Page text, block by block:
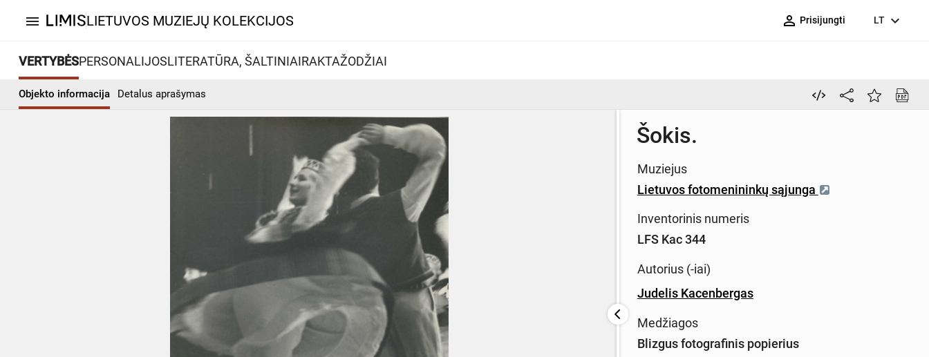
menu LIETUVOS MUZIEJŲ KOLEKCIJOS person_outline Prisijungti LT expand_more
VERTYBĖSPERSONALIJOSLITERATŪRA, ŠALTINIAIRAKTAŽODŽIAI
Objekto informacija Detalus aprašymas
Šokis.
Muziejus
Lietuvos fotomenininkų sąjunga
Inventorinis numeris
LFS Kac 344
Autorius (-iai)
Judelis Kacenbergas
Medžiagos
Blizgus fotografinis popierius